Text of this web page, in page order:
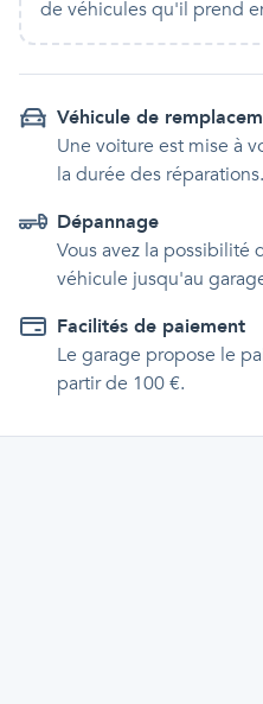
de véhicules qu'il prend
Véhicule de
Une voiture est mise à
la durée des réparations.
Dépannage
Vous avez la possibilité
véhicule jusqu'au
Facilités de paiement
Le garage propose le
partir de 100 €.